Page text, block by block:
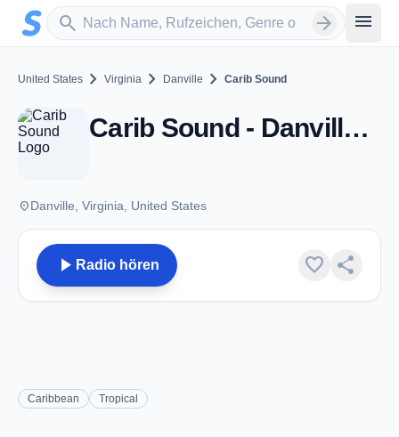
Zum Hauptinhalt springen
search
Sender suchen arrow_forward menu
United States chevron_right Virginia chevron_right Danville chevron_right Carib Sound
Carib Sound - Danville, VA
placeDanville, Virginia, United States
play_arrow Radio hören favorite share
Caribbean Tropical